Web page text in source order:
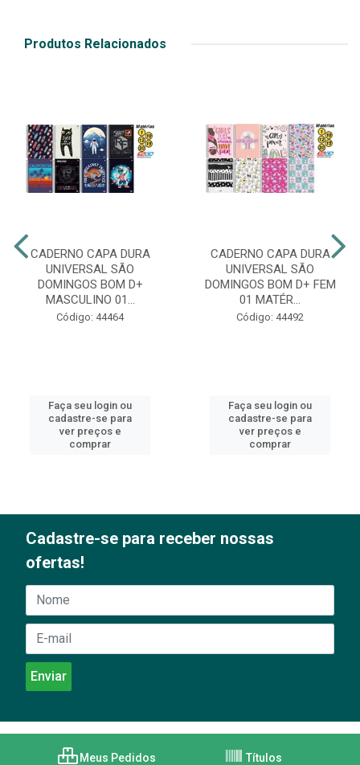
Produtos Relacionados
CADERNO CAPA DURA
UNIVERSAL SÃO
DOMINGOS BOM D+
MASCULINO 01...
Código: 44464
Faça seu login ou
cadastre-se para
ver preços e
comprar
CADERNO CAPA DURA
UNIVERSAL SÃO
DOMINGOS BOM D+ FEM
01 MATÉR...
Código: 44492
Faça seu login ou
cadastre-se para
ver preços e
comprar
Cadastre-se para receber nossas
ofertas!
Meus Pedidos Títulos